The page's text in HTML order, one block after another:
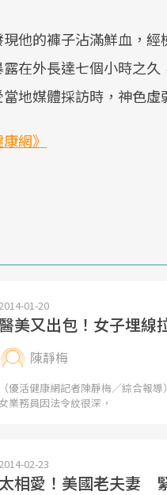
他的褲子沾滿鮮血，
在外長達七個小時之
地媒體採訪時，神色虛
網》
01-20
美又出包！女子埋
陳靜梅
（優活健康網記者陳靜梅／綜合報
女業務員因法令紋很深，
02-23
太相愛！美國老夫妻